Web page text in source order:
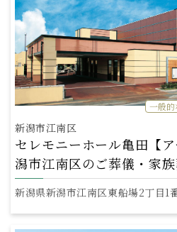
一般
新潟市江南区
セレモニーホール亀田【
潟市江南区のご葬儀・家
新潟県新潟市江南区東船場2丁目1